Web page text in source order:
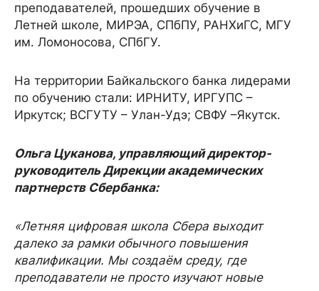
преподавателей, прошедших обучение в
Летней школе, МИРЭА, СПбПУ, РАНХиГС, МГУ
им. Ломоносова, СПбГУ.
На территории Байкальского банка лидерами
по обучению стали: ИРНИТУ, ИРГУПС –
Иркутск; ВСГУТУ – Улан-Удэ; СВФУ –Якутск.
Ольга Цуканова, управляющий директор-
руководитель Дирекции академических
партнерств Сбербанка:
«Летняя цифровая школа Сбера выходит
далеко за рамки обычного повышения
квалификации. Мы создаём среду, где
преподаватели не просто изучают новые